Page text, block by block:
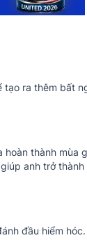
tạo ra thêm bất
hoàn thành mùa
anh trở thành
đầu hiểm